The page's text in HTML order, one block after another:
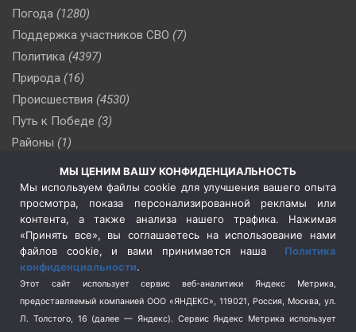
Погода (1280)
Поддержка участников СВО (7)
Политика (4397)
Природа (16)
Происшествия (4530)
Путь к Победе (3)
Районы (1)
(510)
Сельское хозяйство (3)
Социальная политика
(3)
Спецоперация в Украине
Спецоперация на Украине
(404)
Спорт (740)
Терроризм (1)
МЫ ЦЕНИМ ВАШУ КОНФИДЕНЦИАЛЬНОСТЬ
Мы используем файлы cookie для улучшения вашего опыта
просмотра, показа персонализированной рекламы или
контента, а также анализа нашего трафика. Нажимая
«Принять все», вы соглашаетесь на использование нами
файлов cookie, и вами принимается наша Политика
конфиденциальности.
Этот сайт использует сервис веб-аналитики Яндекс Метрика,
предоставляемый компанией ООО «ЯНДЕКС», 119021, Россия, Москва, ул.
Л. Толстого, 16 (далее — Яндекс). Сервис Яндекс Метрика использует